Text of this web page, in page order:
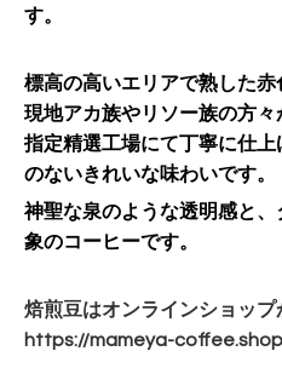
す。
標高の高いエリアで熟した赤
現地アカ族やリソー族の方々
指定精選工場にて丁寧に仕
のないきれいな味わいです。
神聖な泉のような透明感と
象のコーヒーです。
焙煎豆はオンラインショップ
https://mameya-